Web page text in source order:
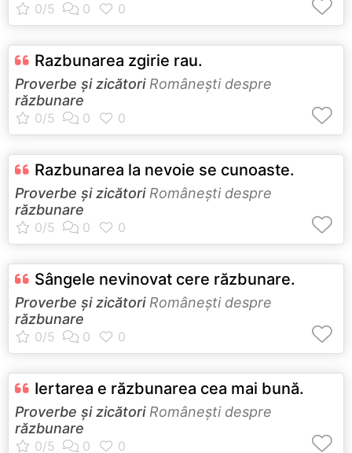
Razbunarea zgirie rau.
Proverbe și zicătoriRomâneşti despre
răzbunare
Razbunarea la nevoie se cunoaste.
Proverbe și zicătoriRomâneşti despre
răzbunare
Sângele nevinovat cere răzbunare.
Proverbe și zicătoriRomâneşti despre
răzbunare
Iertarea e răzbunarea cea mai bună.
Proverbe și zicătoriRomâneşti despre
răzbunare